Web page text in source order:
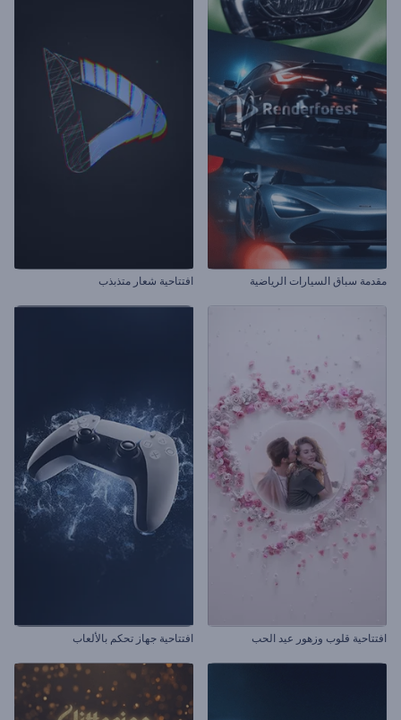
مقدمة سباق السيارات الرياضية افتتاحية شعار متذبذب
افتتاحية قلوب وزهور عيد الحب افتتاحية جهاز تحكم بالألعاب